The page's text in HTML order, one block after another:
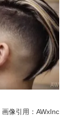
画像引用：AWxInc